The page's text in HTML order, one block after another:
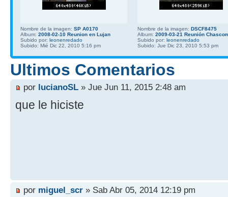
Nombre de la imagen: SP A0170
Album: 2008-02-10 Reunion en Lujan
Subido por: leonenredado
Subido: Mié Dic 22, 2010 5:16 pm
Nombre de la imagen: DSCF8475
Album: 2009-03-21 Reunión
Subido por: leonenredado
Subido: Jue Dic 23, 2010 5:53 pm
Ultimos Comentarios
por lucianoSL » Jue Jun 11, 2015 2:48 am
que le hiciste
por miguel_scr » Sab Abr 05, 2014 12:19 pm